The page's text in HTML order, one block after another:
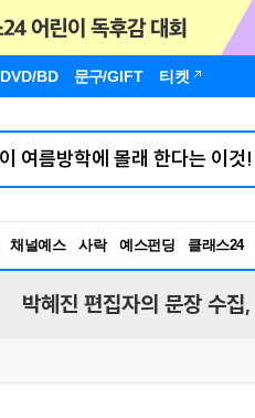
DVD/BD 문구/GIFT 티켓
채널예스 사락 예스펀딩 클래스24
박혜진 편집자의 문장 수집,